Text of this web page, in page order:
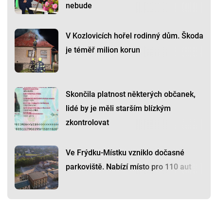
nebude
V Kozlovicích hořel rodinný dům. Škoda
je téměř milion korun
Skončila platnost některých občanek,
lidé by je měli starším blízkým
zkontrolovat
Ve Frýdku-Místku vzniklo dočasné
parkoviště. Nabízí místo pro 110 aut